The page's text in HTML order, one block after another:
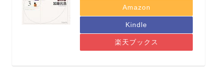
Amazon
Kindle
楽天ブックス